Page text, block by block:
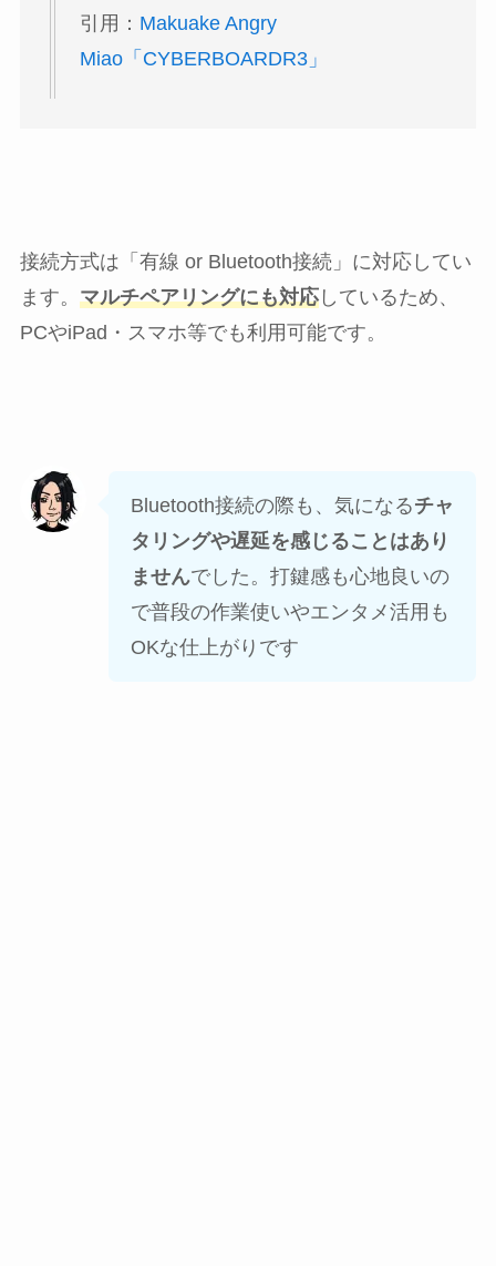
引用： Makuake Angry
Miao「CYBERBOARDR3」
接続方式は「有線 or Bluetooth接続」に対応してい
ます。 マルチペアリングにも対応しているため、
PCやiPad・スマホ等でも利用可能です。
Bluetooth接続の際も、気になるチャ
タリングや遅延を感じることはあり
ませんでした。打鍵感も心地良いの
で普段の作業使いやエンタメ活用も
OKな仕上がりです